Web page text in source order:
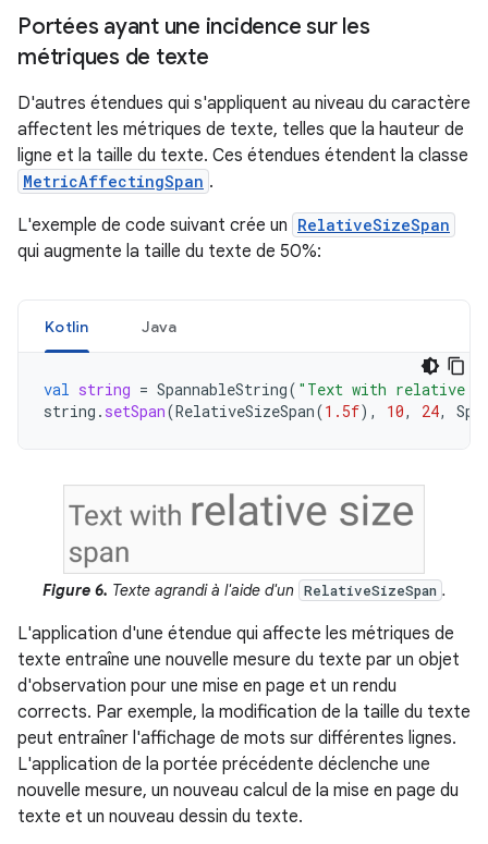
Portées ayant une incidence sur les
métriques de texte
D'autres étendues qui s'appliquent au niveau du caractère
affectent les métriques de texte, telles que la hauteur de
ligne et la taille du texte. Ces étendues étendent la classe
MetricAffectingSpan .
L'exemple de code suivant crée un RelativeSizeSpan
qui augmente la taille du texte de 50%:
Kotlin Java
val string = SpannableString( "Text with relative
string . setSpan(RelativeSizeSpan(1.5f), 10, 24,
Figure 6. Texte agrandi à l'aide d'un RelativeSizeSpan .
L'application d'une étendue qui affecte les métriques de
texte entraîne une nouvelle mesure du texte par un objet
d'observation pour une mise en page et un rendu
corrects. Par exemple, la modification de la taille du texte
peut entraîner l'affichage de mots sur différentes lignes.
L'application de la portée précédente déclenche une
nouvelle mesure, un nouveau calcul de la mise en page du
texte et un nouveau dessin du texte.